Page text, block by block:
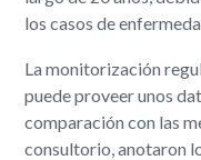
los casos de
La monitorización
puede proveer unos
comparación con las
consultorio, anotaron